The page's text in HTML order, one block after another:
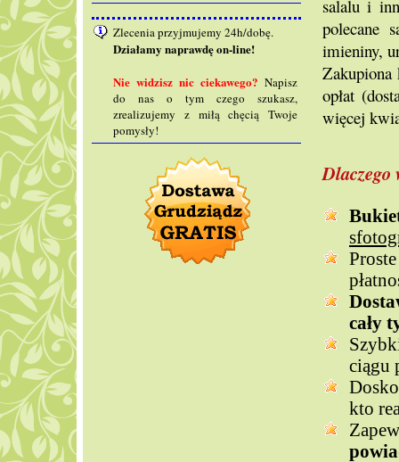
Zlecenia przyjmujemy 24h/dobę.
Działamy naprawdę on-line!
Nie widzisz nic ciekawego? Napisz
do nas o tym czego szukasz,
zrealizujemy z miłą chęcią Twoje
pomysły!
salalu i
polecane
imieniny,
Zakupiona
opłat
więcej
Dlaczego
cały
ciągu
kto